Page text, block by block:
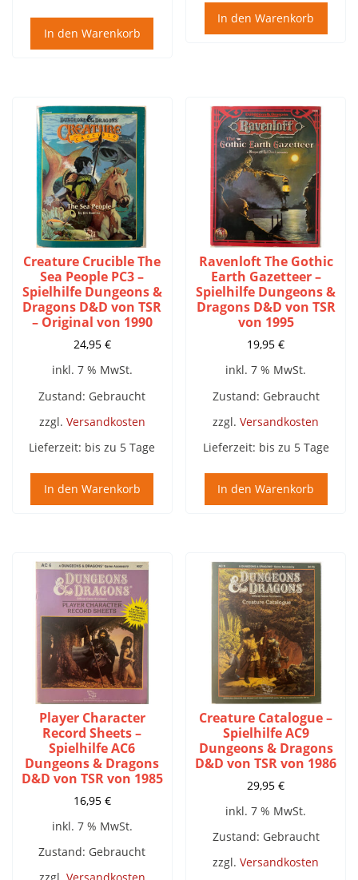
In den Warenkorb
In den Warenkorb
Creature Crucible The
Sea People PC3 –
Spielhilfe Dungeons &
Dragons D&D von TSR
– Original von 1990
24,95 €
inkl. 7 % MwSt.
Zustand: Gebraucht
zzgl. Versandkosten
Lieferzeit: bis zu 5 Tage
In den Warenkorb
Ravenloft The Gothic
Earth Gazetteer –
Spielhilfe Dungeons &
Dragons D&D von TSR
von 1995
19,95€
inkl. 7 % MwSt.
Zustand: Gebraucht
zzgl.Versandkosten
Lieferzeit: bis zu 5 Tage
In den Warenkorb
Player Character
Record Sheets –
Spielhilfe AC6
Dungeons & Dragons
D&D von TSR von 1985
16,95 €
inkl. 7 % MwSt.
Zustand: Gebraucht
Creature Catalogue –
Spielhilfe AC9
Dungeons & Dragons
D&D von TSR von 1986
29,95€
inkl. 7 % MwSt.
Zustand: Gebraucht
zzgl.Versandkosten